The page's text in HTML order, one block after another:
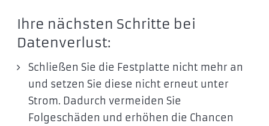
Ihre nächsten Schritte bei
Datenverlust:
Schließen Sie die Festplatte nicht mehr an
und setzen Sie diese nicht erneut unter
Strom. Dadurch vermeiden Sie
Folgeschäden und erhöhen die Chancen